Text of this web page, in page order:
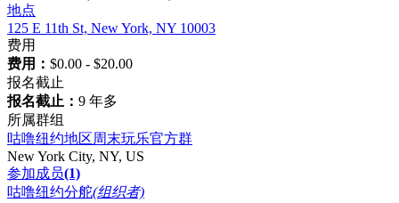
地点
125 E 11th St, New York, NY 10003
费用
费用： $0.00 - $20.00
报名截止
报名截止： 9 年多
所属群组
咕噜纽约地区周末玩乐官方群
New York City, NY, US
参加成员(1)
咕噜纽约分舵(组织者)